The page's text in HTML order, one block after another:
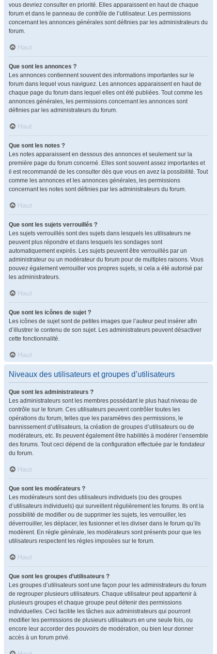
vous devriez consulter en priorité. Elles apparaissent en haut de chaque
forum et dans le panneau de contrôle de l’utilisateur. Les permissions
concernant les annonces générales sont définies par les administrateurs du
forum.
Haut
Que sont les annonces ?
Les annonces contiennent souvent des informations importantes sur le
forum dans lequel vous naviguez. Les annonces apparaissent en haut de
chaque page du forum dans lequel elles ont été publiées. Tout comme les
annonces générales, les permissions concernant les annonces sont
définies par les administrateurs du forum.
Haut
Que sont les notes ?
Les notes apparaissent en dessous des annonces et seulement sur la
première page du forum concerné. Elles sont souvent assez importantes et
il est recommandé de les consulter dès que vous en avez la possibilité. Tout
comme les annonces et les annonces générales, les permissions
concernant les notes sont définies par les administrateurs du forum.
Haut
Que sont les sujets verrouillés ?
Les sujets verrouillés sont des sujets dans lesquels les utilisateurs ne
peuvent plus répondre et dans lesquels les sondages sont
automatiquement expirés. Les sujets peuvent être verrouillés par un
administrateur ou un modérateur du forum pour de multiples raisons. Vous
pouvez également verrouiller vos propres sujets, si cela a été autorisé par
les administrateurs.
Haut
Que sont les icônes de sujet ?
Les icônes de sujet sont de petites images que l’auteur peut insérer afin
d’illustrer le contenu de son sujet. Les administrateurs peuvent désactiver
cette fonctionnalité.
Haut
Niveaux des utilisateurs et groupes d’utilisateurs
Que sont les administrateurs ?
Les administrateurs sont les membres possédant le plus haut niveau de
contrôle sur le forum. Ces utilisateurs peuvent contrôler toutes les
opérations du forum, telles que les paramètres des permissions, le
bannissement d’utilisateurs, la création de groupes d’utilisateurs ou de
modérateurs, etc. Ils peuvent également être habilités à modérer l’ensemble
des forums. Tout ceci dépend de la configuration effectuée par le fondateur
du forum.
Haut
Que sont les modérateurs ?
Les modérateurs sont des utilisateurs individuels (ou des groupes
d’utilisateurs individuels) qui surveillent régulièrement les forums. Ils ont la
possibilité de modifier ou de supprimer les sujets, les verrouiller, les
déverrouiller, les déplacer, les fusionner et les diviser dans le forum qu’ils
modèrent. En règle générale, les modérateurs sont présents pour que les
utilisateurs respectent les règles imposées sur le forum.
Haut
Que sont les groupes d’utilisateurs ?
Les groupes d’utilisateurs sont une façon pour les administrateurs du forum
de regrouper plusieurs utilisateurs. Chaque utilisateur peut appartenir à
plusieurs groupes et chaque groupe peut détenir des permissions
individuelles. Ceci facilite les tâches aux administrateurs qui pourront
modifier les permissions de plusieurs utilisateurs en une seule fois, ou
encore leur accorder des pouvoirs de modération, ou bien leur donner
accès à un forum privé.